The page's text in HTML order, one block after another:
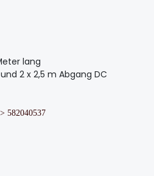
lang
2 x 2,5 m Abgang DC
582040537